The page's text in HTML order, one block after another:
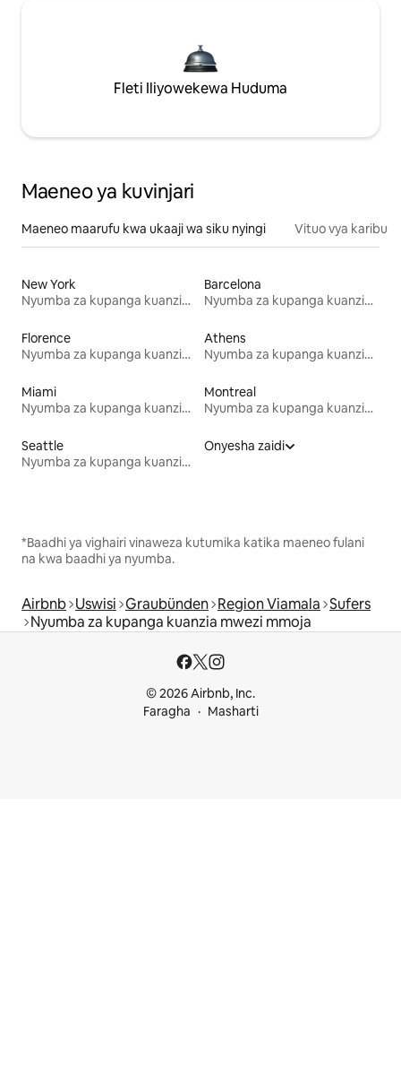
Fleti Iliyowekewa Huduma
Maeneo ya kuvinjari
Maeneo maarufu kwa ukaaji wa siku nyingi Vituo vya karibu
New York
Nyumba za kupanga kuanzia mwezi mmoja
Barcelona
Nyumba za kupanga kuanzia mwezi mmoja
Florence
Nyumba za kupanga kuanzia mwezi mmoja
Athens
Nyumba za kupanga kuanzia mwezi mmoja
Miami
Nyumba za kupanga kuanzia mwezi mmoja
Montreal
Nyumba za kupanga kuanzia mwezi mmoja
Seattle
Nyumba za kupanga kuanzia mwezi mmoja
Onyesha zaidi
*Baadhi ya vighairi vinaweza kutumika katika maeneo fulani
na kwa baadhi ya nyumba.
Airbnb Uswisi Graubünden Region Viamala Sufers
Nyumba za kupanga kuanzia mwezi mmoja
© 2026 Airbnb, Inc.
Faragha
Masharti